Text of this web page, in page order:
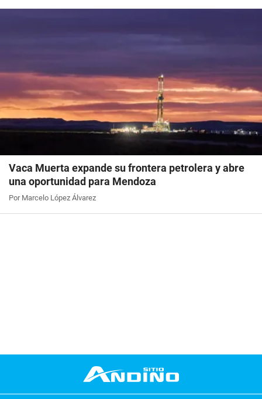
Vaca Muerta expande su frontera petrolera y abre
una oportunidad para Mendoza
Por Marcelo López Álvarez